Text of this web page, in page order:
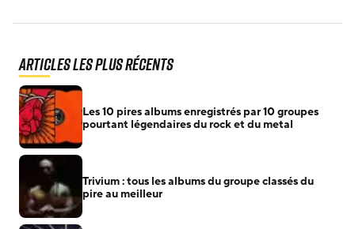
Articles les plus récents
Les 10 pires albums enregistrés par 10 groupes
pourtant légendaires du rock et du metal
Trivium : tous les albums du groupe classés du
pire au meilleur